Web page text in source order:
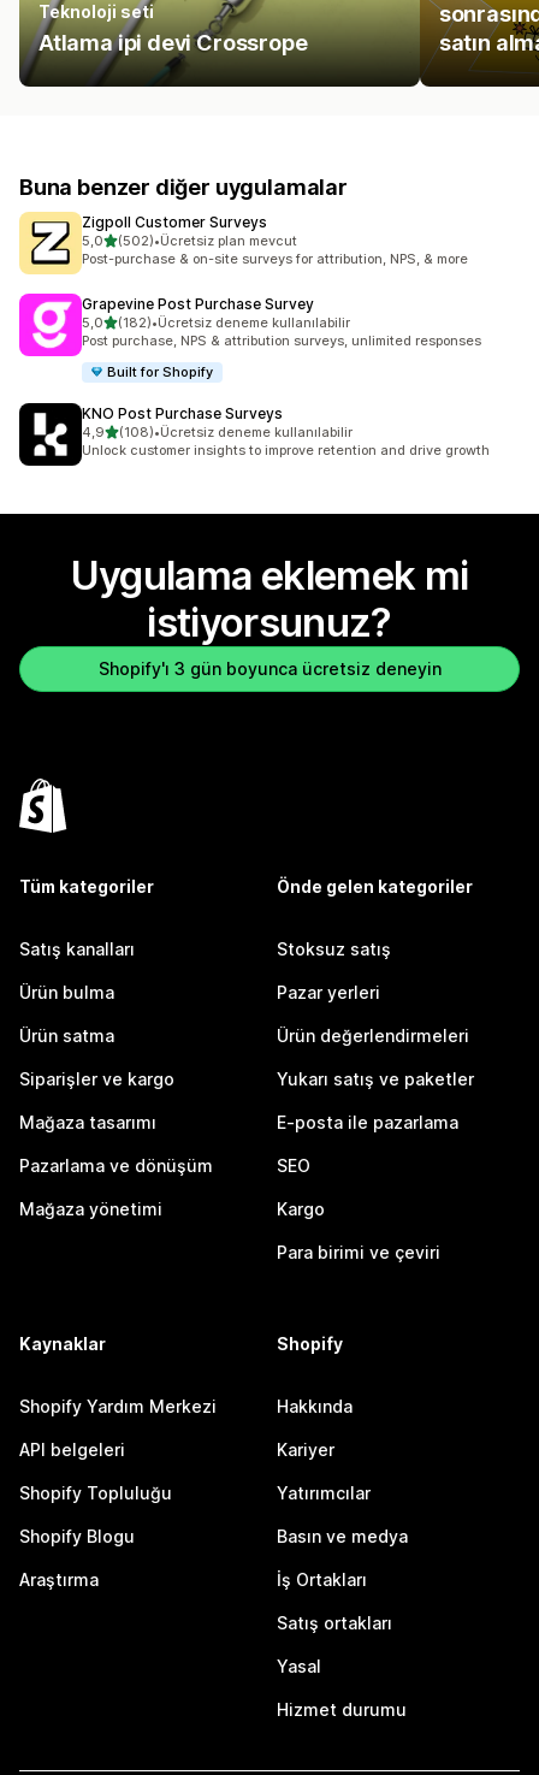
Teknoloji seti
Atlama ipi devi Crossrope
satın
Buna benzer diğer uygulamalar
Zigpoll Customer Surveys
5,05 yıldız üzerinden
(502)
toplam 502 değerlendirme
•Ücretsiz plan mevcut
Post-purchase & on-site surveys for attribution, NPS, & more
Grapevine Post Purchase Survey
5,05 yıldız üzerinden
(182)
toplam 182 değerlendirme
•Ücretsiz deneme kullanılabilir
Post purchase, NPS & attribution surveys, unlimited responses
Built for Shopify
KNO Post Purchase Surveys
4,95 yıldız üzerinden
(108)
toplam 108 değerlendirme
•Ücretsiz deneme kullanılabilir
Unlock customer insights to improve retention and drive growth
Uygulama eklemek mi
istiyorsunuz?
Shopify'ı 3 gün boyunca ücretsiz deneyin
Tüm kategoriler
Satış kanalları
Ürün bulma
Ürün satma
Siparişler ve kargo
Mağaza tasarımı
Pazarlama ve dönüşüm
Mağaza yönetimi
Önde gelen kategoriler
Stoksuz satış
Pazar yerleri
Ürün değerlendirmeleri
Yukarı satış ve paketler
E-posta ile pazarlama
SEO
Kargo
Para birimi ve çeviri
Kaynaklar
Shopify Yardım Merkezi
API belgeleri
Shopify Topluluğu
Shopify Blogu
Araştırma
Shopify
Hakkında
Kariyer
Yatırımcılar
Basın ve medya
İş Ortakları
Satış ortakları
Yasal
Hizmet durumu